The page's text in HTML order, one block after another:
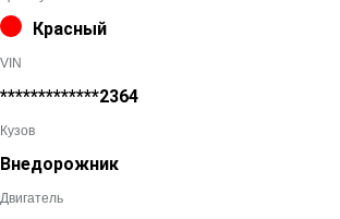
Красный
VIN
*************2364
Кузов
Внедорожник
Двигатель